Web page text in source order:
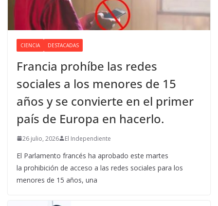
CIENCIA DESTACADAS
Francia prohíbe las redes
sociales a los menores de 15
años y se convierte en el primer
país de Europa en hacerlo.
26 julio, 2026 El Independiente
El Parlamento francés ha aprobado este martes
la prohibición de acceso a las redes sociales para los
menores de 15 años, una